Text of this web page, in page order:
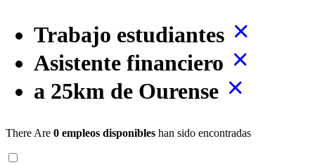
Trabajo estudiantes
Asistente financiero
a 25km de Ourense
There Are 0 empleos disponibles han sido encontradas